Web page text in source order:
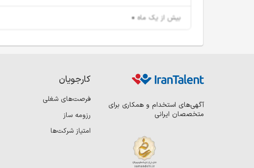
بیش از یک ماه
آگهی‌های استخدام و همکاری برای
متخصصان ایرانی
کارجویان
فرصت‌های شغلی
رزومه ساز
امتیاز شرکت‌ها